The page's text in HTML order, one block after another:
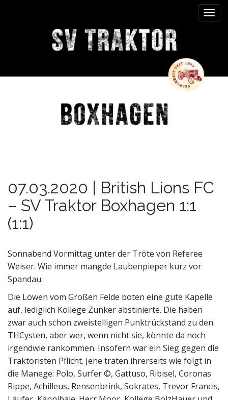
07.03.2020 | British Lions FC
– SV Traktor Boxhagen 1:1
(1:1)
Sonnabend Vormittag unter der Tröte von Referee
Weiser. Wie immer mangde Laubenpieper kurz vor
Spandau.
Die Löwen vom Großen Felde boten eine gute Kapelle
auf, lediglich Kollege Zunker abstinierte. Die haben
zwar auch schon zweistelligen Punktrückstand zu den
THCysten, aber wer, wenn nicht sie, könnte da noch
irgendwie rankommen. Insofern war ein Sieg gegen die
Traktoristen Pflicht. Jene traten ihrerseits wie folgt in
die Manege: Polo, Surfer ©, Gattuso, Ribisel, Coronas
Rippe, Achilleus, Rensenbrink, Sokrates, Trevor Francis,